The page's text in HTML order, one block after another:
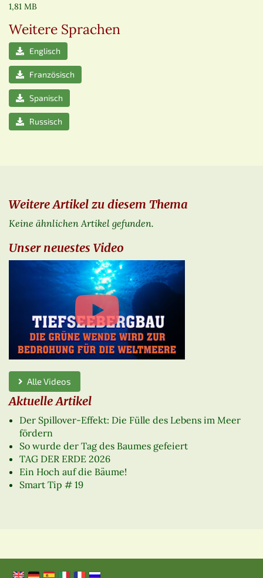
1,81 MB
Weitere Sprachen
Englisch
Französisch
Spanisch
Russisch
Weitere Artikel zu diesem Thema
Keine ähnlichen Artikel gefunden.
Unser neuestes Video
Alle Videos
Aktuelle Artikel
Der Spillover-Effekt: Die Fülle des Lebens im Meer
fördern
So wurde der Tag des Baumes gefeiert
TAG DER ERDE 2026
Ein Hoch auf die Bäume!
Smart Tip # 19